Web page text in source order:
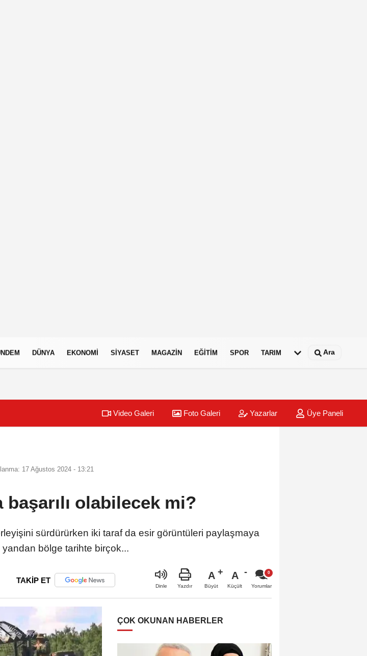
DÜNYA EKONOMI SIYASET MAGAZIN EĞITIM SPOR TARIM Ara
Video Galeri Foto Galeri Yazarlar Üye Paneli
17 Ağustos 2024 - 13:21
olabilecek mi?
sürdürürken iki taraf da esir görüntüleri paylaşmaya
bölge tarihte birçok...
TAKİP ET
Dinle Yazdır
A
Büyüt
A
Küçült Yorumlar
ÇOK OKUNAN HABERLER